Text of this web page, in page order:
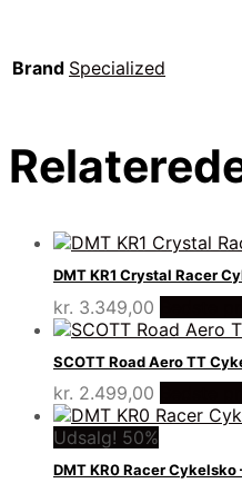
Brand Specialized
DMT KR1 Crystal Racer
kr. 3.349,00
SCOTT Road Aero TT
kr. 2.499,00
Udsalg! 50%
DMT KR0 Racer